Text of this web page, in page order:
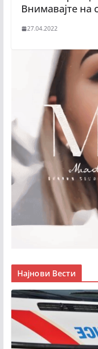
Внимавајте на
27.04.2022
Најнови Вести